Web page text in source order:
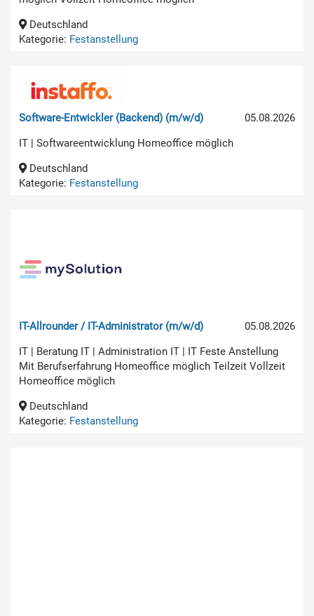
Deutschland
Kategorie: Festanstellung
05.08.2026
Software-Entwickler (Backend) (m/w/d)
IT | Softwareentwicklung Homeoffice möglich
Deutschland
Kategorie: Festanstellung
05.08.2026
IT-Allrounder / IT-Administrator (m/w/d)
IT | Beratung IT | Administration IT | IT Feste Anstellung
Mit Berufserfahrung Homeoffice möglich Teilzeit Vollzeit
Homeoffice möglich
Deutschland
Kategorie: Festanstellung